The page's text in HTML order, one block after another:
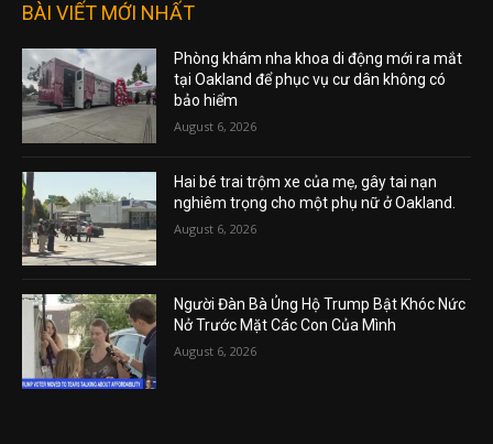
BÀI VIẾT MỚI NHẤT
Phòng khám nha khoa di động mới ra mắt
tại Oakland để phục vụ cư dân không có
bảo hiểm
August 6, 2026
Hai bé trai trộm xe của mẹ, gây tai nạn
nghiêm trọng cho một phụ nữ ở Oakland.
August 6, 2026
Người Đàn Bà Ủng Hộ Trump Bật Khóc Nức
Nở Trước Mặt Các Con Của Mình
August 6, 2026